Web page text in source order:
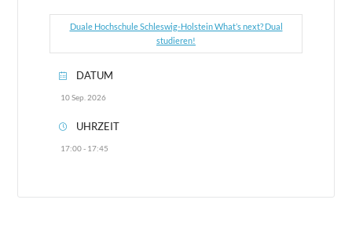
Duale Hochschule Schleswig-Holstein What’s next? Dual
studieren!
DATUM
10 Sep. 2026
UHRZEIT
17:00 - 17:45